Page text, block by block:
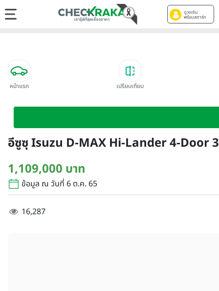
ดูวงเงิน
พร้อมสตาร์ท
หน้าแรก เปรียบเทียบ
อีซูซุ Isuzu D-MAX Hi-Lander 4-Door
1,109,000 บาท
ข้อมูล ณ วันที่ 6 ต.ค. 65
16,287